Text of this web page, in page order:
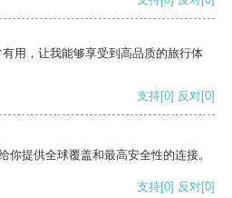
用，让我能够享受到高品质的旅行体
支持[0] 反对[0]
你提供全球覆盖和最高安全性的连接。
支持[0] 反对[0]